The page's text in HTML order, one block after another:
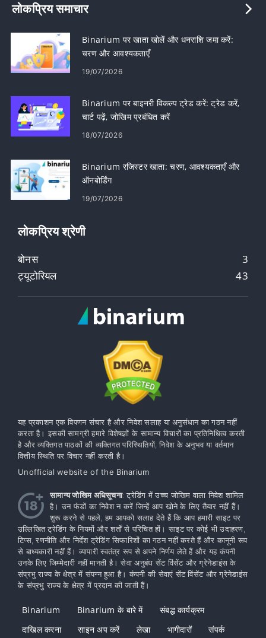
लोकप्रिय समाचार
Binarium पर खाता खोलें और धनराशि जमा करें:
चरण और आवश्यकताएँ
19/07/2026
Binarium पर बाइनरी विकल्प ट्रेड करें: ट्रेड करें,
चार्ट पढ़ें, जोखिम प्रबंधित करें
18/07/2026
Binarium रजिस्टर खाता: चरण, आवश्यकताएँ और
ऑनबोर्डिंग
19/07/2026
लोकप्रिय श्रेणी
बोनस
3
ट्यूटोरियल
43
यह प्रकाशन एक विपणन संचार है और निवेश सलाह या अनुसंधान का गठन नहीं
करता है। इसकी सामग्री हमारे विशेषज्ञों के सामान्य विचारों का प्रतिनिधित्व करती
है और व्यक्तिगत पाठकों की व्यक्तिगत परिस्थितियों, निवेश के अनुभव या वर्तमान
वित्तीय स्थिति पर विचार नहीं करती है।
Unofficial website of the Binarium
सामान्य जोखिम अधिसूचना: ट्रेडिंग में उच्च जोखिम वाला निवेश शामिल
है। उन फंडों का निवेश न करें जिन्हें आप खोने के लिए तैयार नहीं हैं।
शुरू करने से पहले, हम आपको सलाह देते हैं कि आप हमारी साइट पर
उल्लिखित ट्रेडिंग के नियमों और शर्तों से परिचित हों। साइट पर कोई भी उदाहरण,
टिप्स, रणनीति और निर्देश ट्रेडिंग सिफारिशों का गठन नहीं करते हैं और कानूनी रूप
से बाध्यकारी नहीं हैं। व्यापारी स्वतंत्र रूप से अपने निर्णय लेते हैं और यह कंपनी
उनके लिए जिम्मेदारी नहीं मानती है। सेवा अनुबंध सेंट विंसेंट और ग्रेनेडाइंस के
संप्रभु राज्य के क्षेत्र में संपन्न हुआ है। कंपनी की सेवाएं सेंट विंसेंट और ग्रेनेडाइंस
के संप्रभु राज्य के क्षेत्र में प्रदान की जाती हैं।
Binarium Binarium के बारे में
संबद्ध कार्यक्रम
दाखिल करना
साइन अप करें लेखा भागीदारों संपर्क